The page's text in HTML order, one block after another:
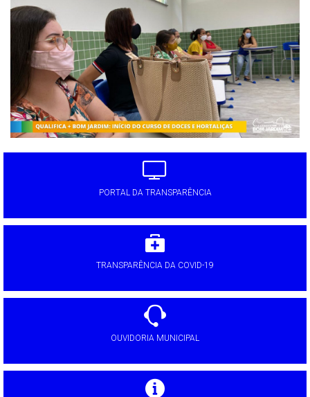
PORTAL DA TRANSPARÊNCIA
TRANSPARÊNCIA DA COVID-19
OUVIDORIA MUNICIPAL